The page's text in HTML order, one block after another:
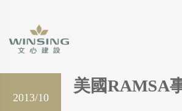
2013/10
美國RAMSA